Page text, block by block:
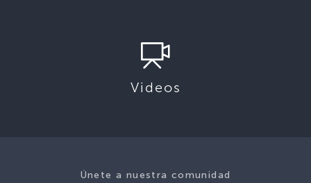
Videos
Únete a nuestra comunidad